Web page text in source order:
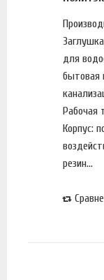
для
бытовая
Рабочая
Корпус:
резин...